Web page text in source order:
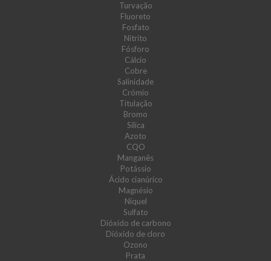
Turvação
Fluoreto
Fosfato
Nitrito
Fósforo
Cálcio
Cobre
Salinidade
Crómio
Titulação
Bromo
Sílica
Azoto
CQO
Manganês
Potássio
Ácido cianúrico
Magnésio
Níquel
Sulfato
Dióxido de carbono
Dióxido de cloro
Ozono
Prata